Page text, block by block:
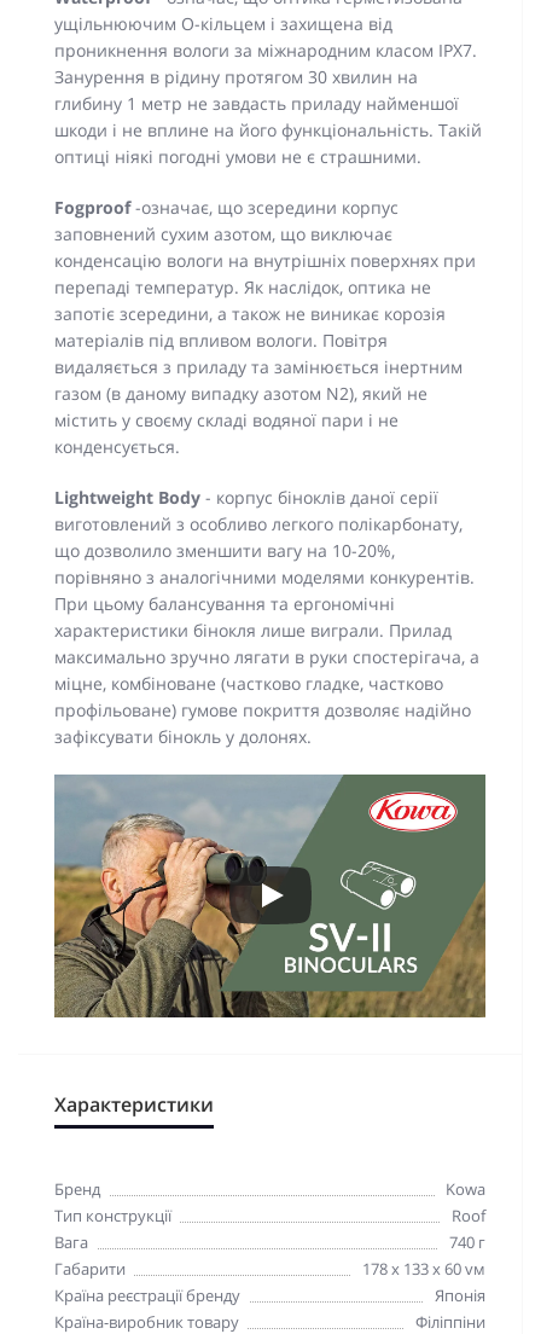
ущільнюючим О-кільцем і захищена від
проникнення вологи за міжнародним класом IPX7.
Занурення в рідину протягом 30 хвилин на
глибину 1 метр не завдасть приладу найменшої
шкоди і не вплине на його функціональність. Такій
оптиці ніякі погодні умови не є страшними.
Fogproof-означає, що зсередини корпус
заповнений сухим азотом, що виключає
конденсацію вологи на внутрішніх поверхнях при
перепаді температур. Як наслідок, оптика не
запотіє зсередини, а також не виникає корозія
матеріалів під впливом вологи. Повітря
видаляється з приладу та замінюється інертним
газом (в даному випадку азотом N2), який не
містить у своєму складі водяної пари і не
конденсується.
Lightweight Body - корпус біноклів даної серії
виготовлений з особливо легкого полікарбонату,
що дозволило зменшити вагу на 10-20%,
порівняно з аналогічними моделями конкурентів.
При цьому балансування та ергономічні
характеристики бінокля лише виграли. Прилад
максимально зручно лягати в руки спостерігача, а
міцне, комбіноване (частково гладке, частково
профільоване) гумове покриття дозволяє надійно
зафіксувати бінокль у долонях.
Характеристики
Бренд
Kowa
Тип конструкції
Roof
Вага
740 г
Габарити
178 x 133 x 60 vм
Країна реєстрації бренду
Японія
Країна-виробник товару
Філіппіни